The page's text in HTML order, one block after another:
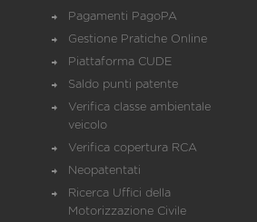
Pagamenti PagoPA
Gestione Pratiche Online
Piattaforma CUDE
Saldo punti patente
Verifica classe ambientale
veicolo
Verifica copertura RCA
Neopatentati
Ricerca Uffici della
Motorizzazione Civile